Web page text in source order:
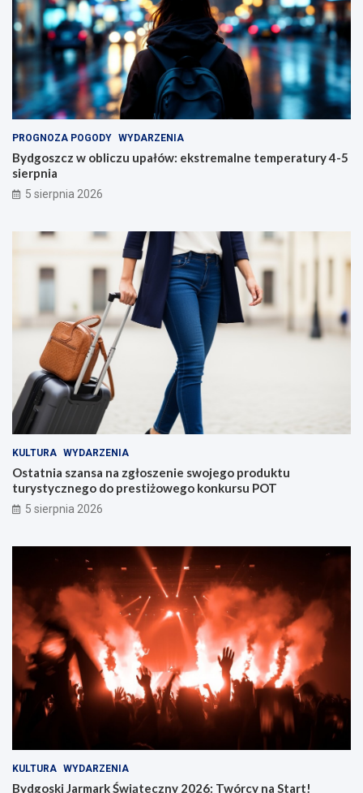
PROGNOZA POGODY WYDARZENIA
Bydgoszcz w obliczu upałów: ekstremalne temperatury 4-5
sierpnia
5 sierpnia 2026
KULTURA WYDARZENIA
Ostatnia szansa na zgłoszenie swojego produktu
turystycznego do prestiżowego konkursu POT
5 sierpnia 2026
KULTURA WYDARZENIA
Bydgoski Jarmark Świąteczny 2026: Twórcy na Start!